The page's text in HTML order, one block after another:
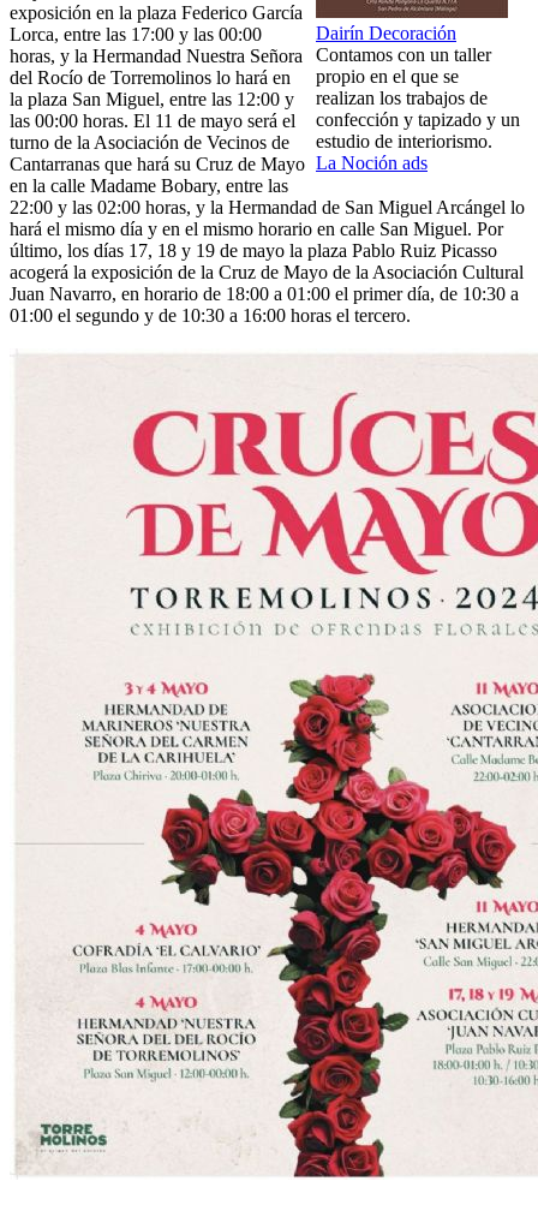
Dairín Decoración
Contamos con un taller
propio en el que se
realizan los trabajos de
confección y tapizado y un
estudio de interiorismo.
La Noción ads
exposición en la plaza Federico García
Lorca, entre las 17:00 y las 00:00
horas, y la Hermandad Nuestra Señora
del Rocío de Torremolinos lo hará en
la plaza San Miguel, entre las 12:00 y
las 00:00 horas. El 11 de mayo será el
turno de la Asociación de Vecinos de
Cantarranas que hará su Cruz de Mayo
en la calle Madame Bobary, entre las
22:00 y las 02:00 horas, y la Hermandad de San Miguel Arcángel lo
hará el mismo día y en el mismo horario en calle San Miguel. Por
último, los días 17, 18 y 19 de mayo la plaza Pablo Ruiz Picasso
acogerá la exposición de la Cruz de Mayo de la Asociación Cultural
Juan Navarro, en horario de 18:00 a 01:00 el primer día, de 10:30 a
01:00 el segundo y de 10:30 a 16:00 horas el tercero.